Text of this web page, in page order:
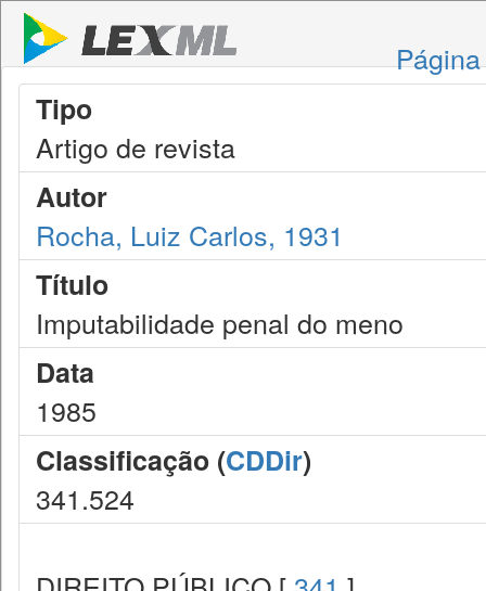
Tipo
Artigo de revista
Autor
Rocha, Luiz Carlos, 1931
Título
Imputabilidade penal do meno
Data
1985
Classificação (CDDir)
341.524